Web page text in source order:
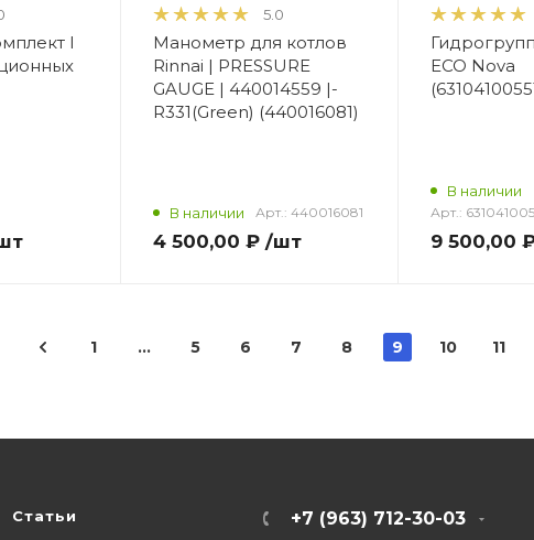
I
5.0
Манометр для котлов
Rinnai | PRESSURE
GAUGE | 440014559 |-
R331(Green) (440016081)
В наличии Арт.: 440016081
4 500,00 ₽/шт
ECO Nova
В наличии
Арт.:
9 500,00
1 ... 5 6 7 8 9 10 11
Статьи +7 (963) 712-30-03